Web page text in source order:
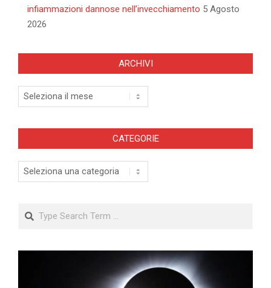
infiammazioni dannose nell’invecchiamento 5 Agosto
2026
ARCHIVI
Archivi
CATEGORIE
Categorie
Search